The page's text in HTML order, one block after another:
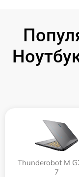
Thunderobot M
7